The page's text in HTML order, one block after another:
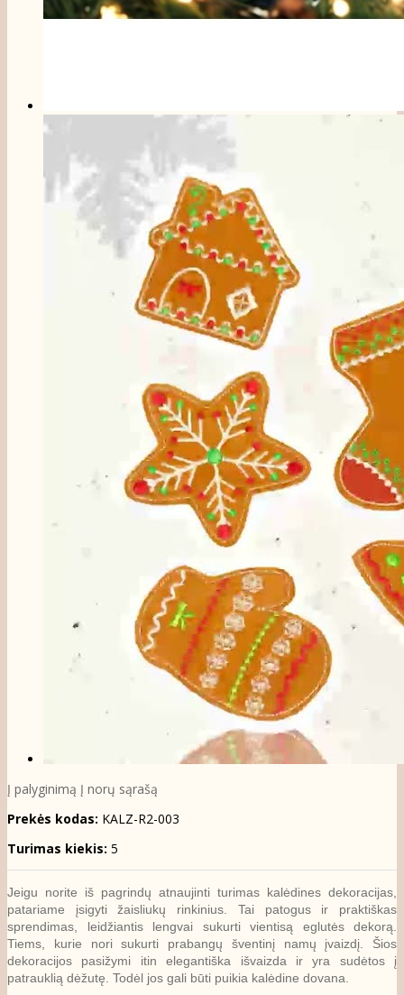
Į palyginimą Į norų sąrašą
Prekės kodas: KALZ-R2-003
Turimas kiekis: 5
Jeigu norite iš pagrindų atnaujinti turimas kalėdines dekoracijas,
patariame įsigyti žaisliukų rinkinius. Tai patogus ir praktiškas
sprendimas, leidžiantis lengvai sukurti vientisą eglutės dekorą.
Tiems, kurie nori sukurti prabangų šventinį namų įvaizdį. Šios
dekoracijos pasižymi itin elegantiška išvaizda ir yra sudėtos į
patrauklią dėžutę. Todėl jos gali būti puikia kalėdine dovana.